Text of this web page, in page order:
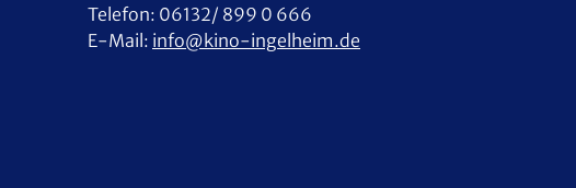
Telefon: 06132/ 899 0 666
E-Mail: info@kino-ingelheim.de